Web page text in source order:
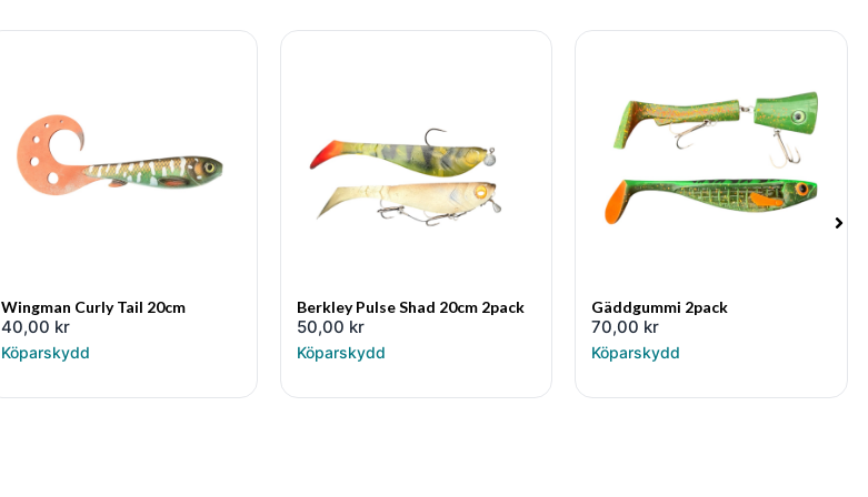
Wingman Curly Tail 20cm
40,00 kr
Köparskydd
Berkley Pulse Shad 20cm 2pack
50,00 kr
Köparskydd
Gäddgummi 2pack
70,00 kr
Köparskydd